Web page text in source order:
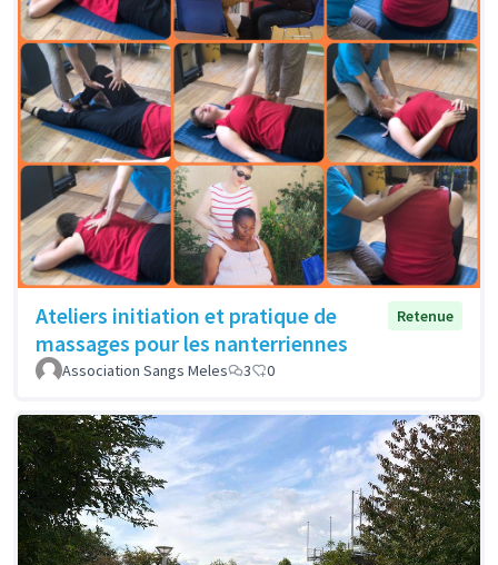
Ateliers initiation et pratique de
massages pour les nanterriennes
Retenue
Association Sangs Meles 3 0